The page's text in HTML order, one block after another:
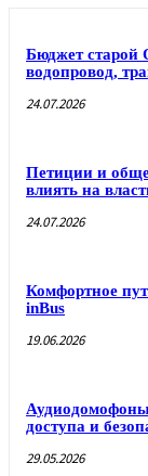
Бюджет старой
водопровод,
24.07.2026
Петиции и
влиять на
24.07.2026
Комфортное
inBus
19.06.2026
доступа и
29.05.2026